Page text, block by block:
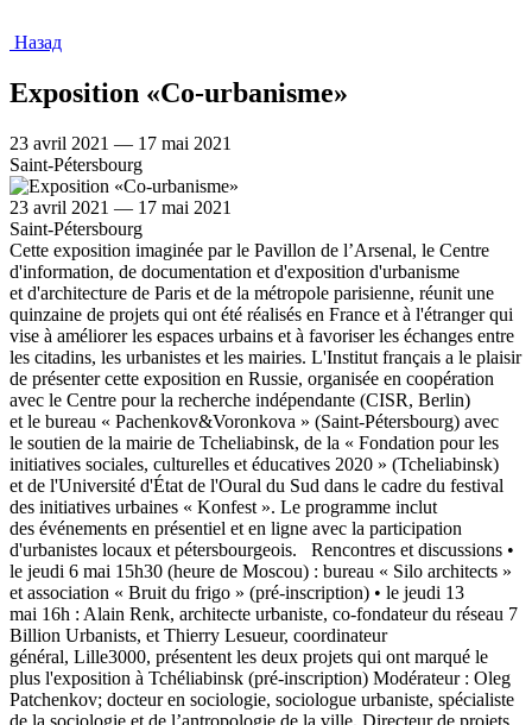
Назад
Exposition «Co-urbanisme»
23 avril 2021 — 17 mai 2021
Saint-Pétersbourg
23 avril 2021 — 17 mai 2021
Saint-Pétersbourg
Cette exposition imaginée par le Pavillon de l’Arsenal, le Centre
d'information, de documentation et d'exposition d'urbanisme
et d'architecture de Paris et de la métropole parisienne, réunit une
quinzaine de projets qui ont été réalisés en France et à l'étranger qui
vise à améliorer les espaces urbains et à favoriser les échanges entre
les citadins, les urbanistes et les mairies. L'Institut français a le plaisir
de présenter cette exposition en Russie, organisée en coopération
avec le Centre pour la recherche indépendante (CISR, Berlin)
et le bureau « Pachenkov&Voronkova » (Saint-Pétersbourg) avec
le soutien de la mairie de Tcheliabinsk, de la « Fondation pour les
initiatives sociales, culturelles et éducatives 2020 » (Tcheliabinsk)
et de l'Université d'État de l'Oural du Sud dans le cadre du festival
des initiatives urbaines « Konfest ». Le programme inclut
des événements en présentiel et en ligne avec la participation
d'urbanistes locaux et pétersbourgeois. Rencontres et discussions •
le jeudi 6 mai 15h30 (heure de Moscou) : bureau « Silo architects »
et association « Bruit du frigo » (pré-inscription) • le jeudi 13
mai 16h : Alain Renk, architecte urbaniste, co-fondateur du réseau 7
Billion Urbanists, et Thierry Lesueur, coordinateur
général, Lille3000, présentent les deux projets qui ont marqué le
plus l'exposition à Tchéliabinsk (pré-inscription) Modérateur : Oleg
Patchenkov; docteur en sociologie, sociologue urbaniste, spécialiste
de la sociologie et de l’antropologie de la ville. Directeur de projets